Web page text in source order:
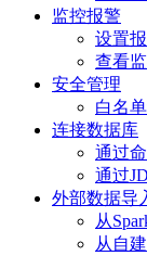
监控报警
设置
查看
安全管理
白名
连接数据库
通过
通过
外部数据导
从
从自